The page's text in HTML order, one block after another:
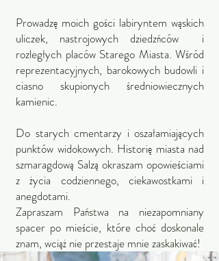
Prowadzę moich gości labiryntem wąskich
uliczek, nastrojowych dziedzńców i
rozległych placów Starego Miasta. Wśród
reprezentacyjnych, barokowych budowli i
ciasno skupionych średniowiecznych
kamienic.
Do starych cmentarzy i oszałamiających
punktów widokowych. Historię miasta nad
szmaragdową Salzą okraszam opowieściami
z życia codziennego, ciekawostkami i
anegdotami.
Zapraszam Państwa na niezapomniany
spacer po mieście, które choć doskonale
znam, wciąż nie przestaje mnie zaskakiwać!